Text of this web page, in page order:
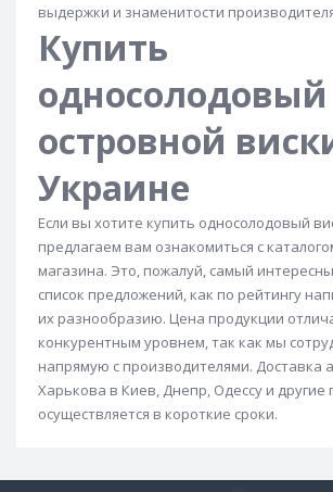
Ирландский виски
Японский виски
Виски канадское
Американское виски
Тайваньский
Виски Strathisla
Виски Suntory
Виски Talisker 10 лет
Виски
Виски Teeling
Виски The Balvenie
Виски Balvenie 12 лет
Виски
Виски Yamazaki
Бурбоны
Купажированный виски
Ирландский купажированный виски
Шотландский купажированный виски
Виски односолодовый
Японский односолодовый виски
выдержки и знаменитости
Купить
односолодовый
островной
Украине
Если вы хотите купить односолодовый
предлагаем вам ознакомиться с
магазина. Это, пожалуй, самый
список предложений, как по рейтингу
их разнообразию. Цена продукции
конкурентным уровнем, так как мы
напрямую с производителями. Доставка
Харькова в Киев, Днепр, Одессу и другие
осуществляется в короткие сроки.